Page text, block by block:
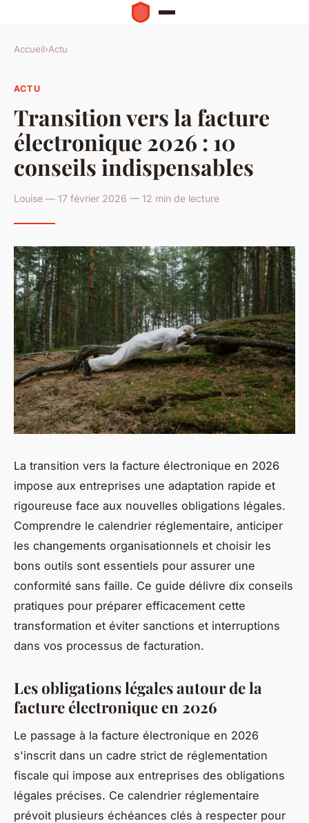
Accueil›Actu
ACTU
Transition vers la facture
électronique 2026 : 10
conseils indispensables
Louise — 17 février 2026 — 12 min de lecture
La transition vers la facture électronique en 2026
impose aux entreprises une adaptation rapide et
rigoureuse face aux nouvelles obligations légales.
Comprendre le calendrier réglementaire, anticiper
les changements organisationnels et choisir les
bons outils sont essentiels pour assurer une
conformité sans faille. Ce guide délivre dix conseils
pratiques pour préparer efficacement cette
transformation et éviter sanctions et interruptions
dans vos processus de facturation.
Les obligations légales autour de la
facture électronique en 2026
Le passage à la facture électronique en 2026
s'inscrit dans un cadre strict de réglementation
fiscale qui impose aux entreprises des obligations
légales précises. Ce calendrier réglementaire
prévoit plusieurs échéances clés à respecter pour